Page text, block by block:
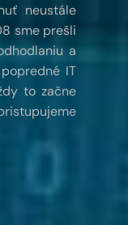
neustále
sme prešli
a
IT
to začne